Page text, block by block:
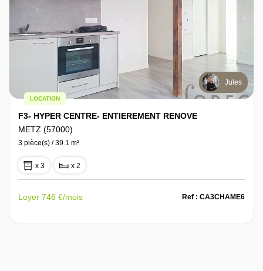
Jules
LOCATION
F3- HYPER CENTRE- ENTIEREMENT RENOVE
METZ (57000)
3 pièce(s) / 39.1 m²
x 3 x 2
Loyer 746 €/mois Ref : CA3CHAME6